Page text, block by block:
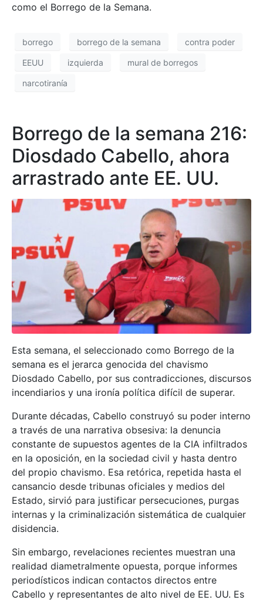
como el Borrego de la Semana.
borrego borrego de la semana contra poder
EEUU izquierda mural de borregos
narcotiranía
Borrego de la semana 216:
Diosdado Cabello, ahora
arrastrado ante EE. UU.
Esta semana, el seleccionado como Borrego de la
semana es el jerarca genocida del chavismo
Diosdado Cabello, por sus contradicciones, discursos
incendiarios y una ironía política difícil de superar.
Durante décadas, Cabello construyó su poder interno
a través de una narrativa obsesiva: la denuncia
constante de supuestos agentes de la CIA infiltrados
en la oposición, en la sociedad civil y hasta dentro
del propio chavismo. Esa retórica, repetida hasta el
cansancio desde tribunas oficiales y medios del
Estado, sirvió para justificar persecuciones, purgas
internas y la criminalización sistemática de cualquier
disidencia.
Sin embargo, revelaciones recientes muestran una
realidad diametralmente opuesta, porque informes
periodísticos indican contactos directos entre
Cabello y representantes de alto nivel de EE. UU. Es